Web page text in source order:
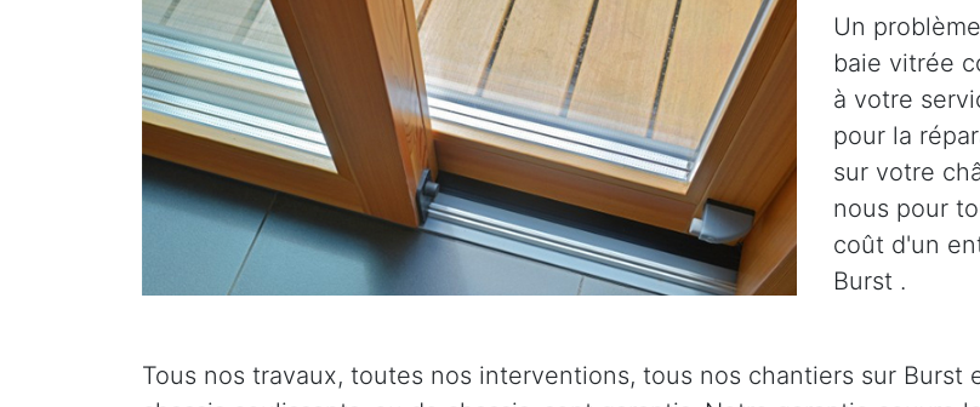
Un
baie vitrée
à votre
pour la
sur votre
nous pour
coût d'un
Burst .
Tous nos travaux, toutes nos interventions, tous nos chantiers sur